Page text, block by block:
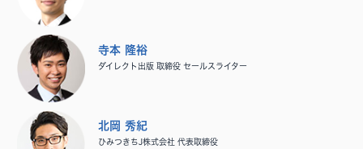
寺本 隆裕
ダイレクト出版 取締役 セールスライター
北岡 秀紀
ひみつきちJ株式会社 代表取締役